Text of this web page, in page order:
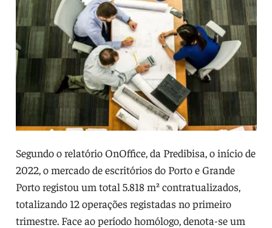
Segundo o relatório OnOffice, da Predibisa, o início de
2022, o mercado de escritórios do Porto e Grande
Porto registou um total 5.818 m² contratualizados,
totalizando 12 operações registadas no primeiro
trimestre. Face ao período homólogo, denota-se um